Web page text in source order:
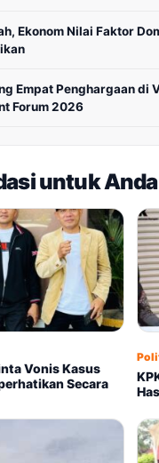
Ekonom Nilai Faktor
Empat Penghargaan di
Forum 2026
untuk Anda
Vonis Kasus
Secara